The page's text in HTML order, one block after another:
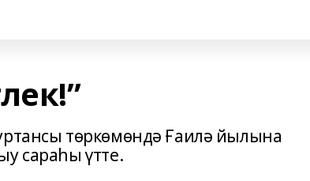
төркөмөндә Ғаилә йылына
сараһы үтте.